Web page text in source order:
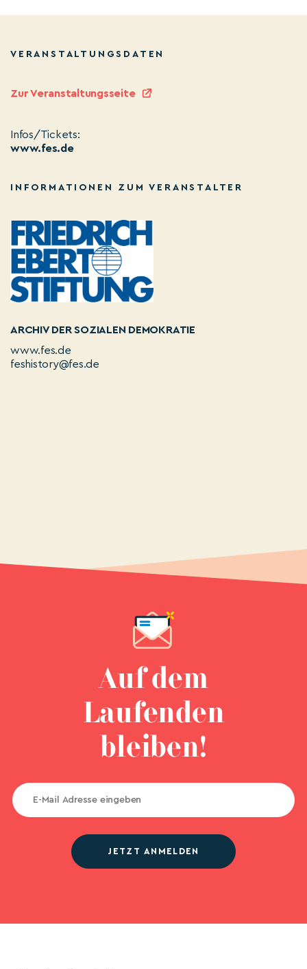
VERANSTALTUNGSDATEN
Zur Veranstaltungsseite
Infos/Tickets:
www.fes.de
INFORMATIONEN ZUM VERANSTALTER
ARCHIV DER SOZIALEN DEMOKRATIE
www.fes.de
feshistory@fes.de
Auf dem
Laufenden
bleiben!
JETZT ANMELDEN